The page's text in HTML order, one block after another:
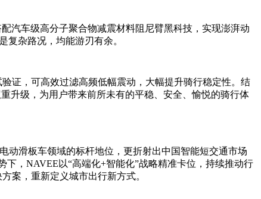
汽车级高分子聚合物减震材料阻尼臂黑科技，实现澎湃动
杂路况，均能游刃有余。
证，可高效过滤高频低幅震动，大幅提升骑行稳定性。结
升级，为用户带来前所未有的平稳、安全、愉悦的骑行体
动滑板车领域的标杆地位，更折射出中国智能短交通市场
，NAVEE以“高端化+智能化”战略精准卡位，持续推动行
案，重新定义城市出行新方式。